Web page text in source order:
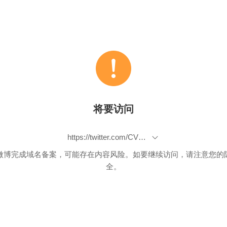
将要访问
https://twitter.com/CVEnew/status/1093562667917295617
博完成域名备案，可能存在内容风险。如要继续访问，请注意您的
全。